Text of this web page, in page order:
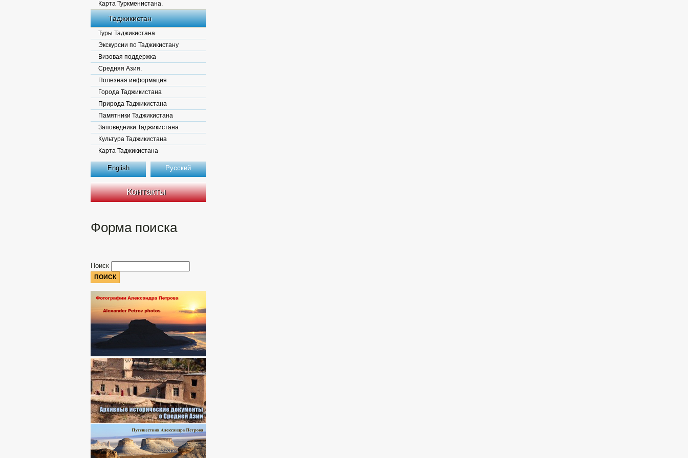
Карта Туркменистана.
Таджикистан
Туры Таджикистана
Экскурсии по Таджикистану
Визовая поддержка
Средняя Азия.
Полезная информация
Города Таджикистана
Природа Таджикистана
Памятники Таджикистана
Заповедники Таджикистана
Культура Таджикистана
Карта Таджикистана
English Русский
Контакты
Форма поиска
Поиск